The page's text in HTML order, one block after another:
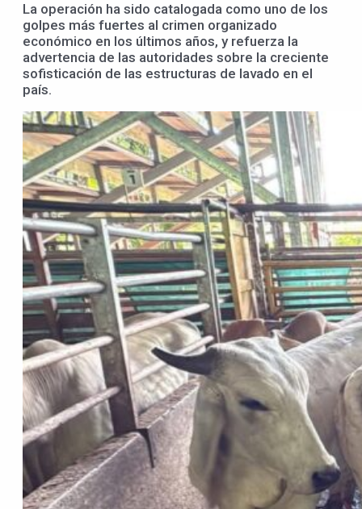
La operación ha sido catalogada como uno de los
golpes más fuertes al crimen organizado
económico en los últimos años, y refuerza la
advertencia de las autoridades sobre la creciente
sofisticación de las estructuras de lavado en el
país.